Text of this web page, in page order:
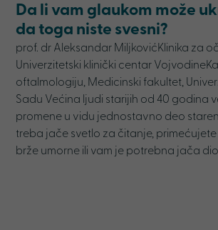
Da li vam glaukom može
da toga niste svesni?
prof. dr Aleksandar MiljkovićKlinika za
Univerzitetski klinički centar
oftalmologiju, Medicinski fakultet,
Sadu Većina ljudi starijih od 40 godina
promene u vidu jednostavno deo
treba jače svetlo za čitanje,
brže umorne ili vam je potrebna jača